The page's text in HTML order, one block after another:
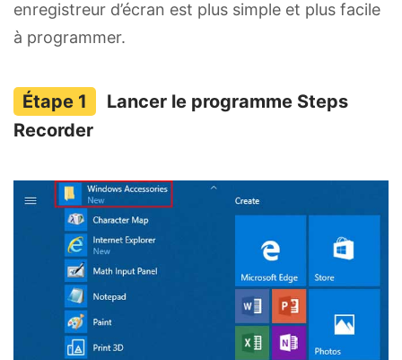
enregistreur d’écran est plus simple et plus facile
à programmer.
Lancer le programme Steps
Recorder